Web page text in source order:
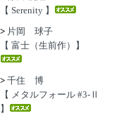
【 Serenity 】
> 片岡 球子
【 富士（生前作）】
> 千住 博
【 メタルフォール #3-Ⅱ
】